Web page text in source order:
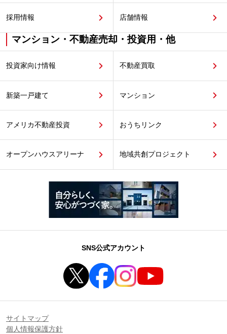
採用情報 店舗情報
マンション・不動産売却・投資用・他
投資家向け情報 不動産買取
新築一戸建て マンション
アメリカ不動産投資 おうちリンク
オープンハウスアリーナ 地域共創プロジェクト
SNS公式アカウント
サイトマップ
個人情報保護方針